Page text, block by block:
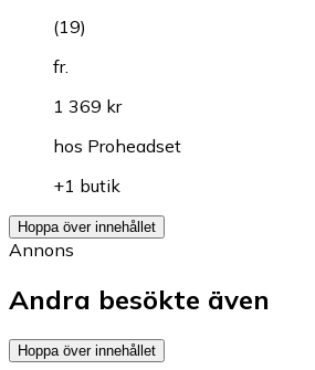
(19)
fr.
1 369 kr
hos Proheadset
+1 butik
Hoppa över innehållet
Annons
Andra besökte även
Hoppa över innehållet